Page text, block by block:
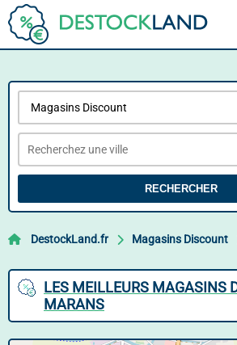
RECHERCHER
DestockLand.fr Magasins Discount
LES MEILLEURS MAGASINS
MARANS